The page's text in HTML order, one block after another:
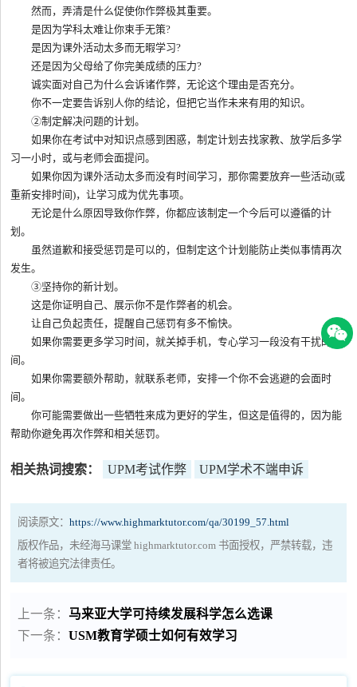
然而，弄清是什么促使你作弊极其重要。
是因为学科太难让你束手无策?
是因为课外活动太多而无暇学习?
还是因为父母给了你完美成绩的压力?
诚实面对自己为什么会诉诸作弊，无论这个理由是否充分。
你不一定要告诉别人你的结论，但把它当作未来有用的知识。
②制定解决问题的计划。
如果你在考试中对知识点感到困惑，制定计划去找家教、放学后多学
习一小时，或与老师会面提问。
如果你因为课外活动太多而没有时间学习，那你需要放弃一些活动(或
重新安排时间)，让学习成为优先事项。
无论是什么原因导致你作弊，你都应该制定一个今后可以遵循的计
划。
虽然道歉和接受惩罚是可以的，但制定这个计划能防止类似事情再次
发生。
③坚持你的新计划。
这是你证明自己、展示你不是作弊者的机会。
让自己负起责任，提醒自己惩罚有多不愉快。
如果你需要更多学习时间，就关掉手机，专心学习一段没有干扰的时
间。
如果你需要额外帮助，就联系老师，安排一个你不会逃避的会面时
间。
你可能需要做出一些牺牲来成为更好的学生，但这是值得的，因为能
帮助你避免再次作弊和相关惩罚。
相关热词搜索： UPM考试作弊 UPM学术不端申诉
阅读原文：https://www.highmarktutor.com/qa/30199_57.html
版权作品，未经海马课堂 highmarktutor.com 书面授权，严禁转载，违
者将被追究法律责任。
上一条：马来亚大学可持续发展科学怎么选课
下一条：USM教育学硕士如何有效学习